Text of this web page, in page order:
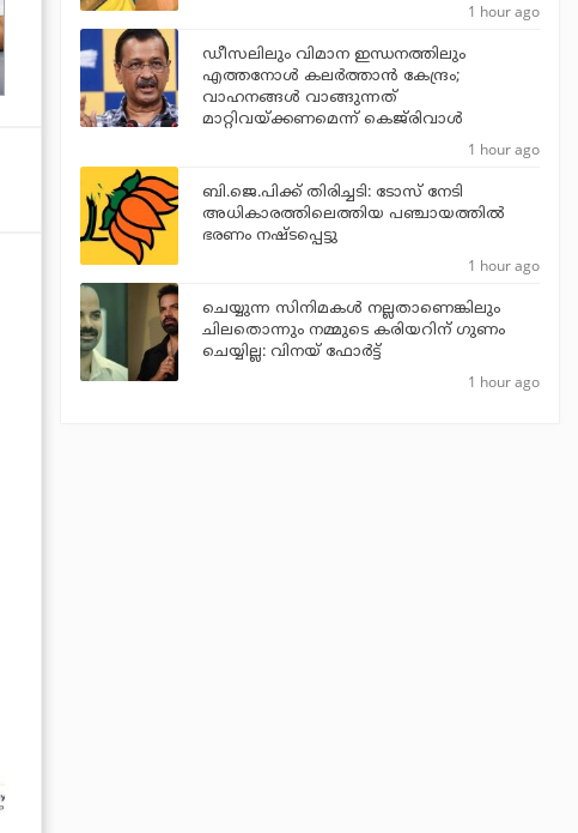
1 hour ago
ഡീസലിലും വിമാന ഇന്ധനത്തിലും
എത്തനോള്‍ കലര്‍ത്താന്‍ കേന്ദ്രം;
വാഹനങ്ങള്‍ വാങ്ങുന്നത്
മാറ്റിവയ്ക്കണമെന്ന് കെജ്‌രിവാള്‍
1 hour ago
ബി.ജെ.പിക്ക് തിരിച്ചടി: ടോസ് നേടി
അധികാരത്തിലെത്തിയ പഞ്ചായത്തില്‍
ഭരണം നഷ്ടപ്പെട്ടു
1 hour ago
ചെയ്യുന്ന സിനിമകൾ നല്ലതാണെങ്കിലും
ചിലതൊന്നും നമ്മുടെ കരിയറിന് ഗുണം
ചെയ്യില്ല: വിനയ് ഫോർട്ട്
1 hour ago